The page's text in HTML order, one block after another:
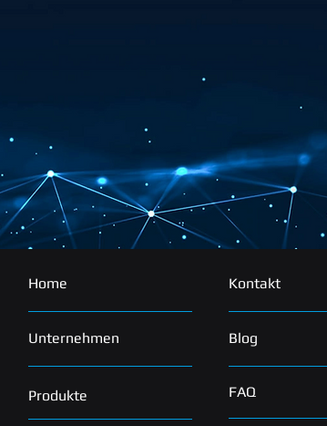
Home
Unternehmen
Produkte
Kontakt
Blog
FAQ